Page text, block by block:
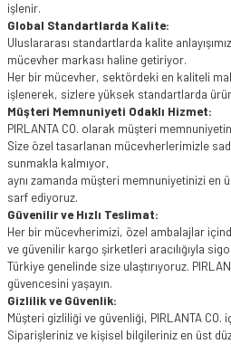
işlenir.
Global Standartlarda Kalite:
Uluslararası standartlarda kalite
mücevher markası haline getiriyor.
Her bir mücevher, sektördeki en kaliteli
işlenerek, sizlere yüksek standartlarda
Müşteri Memnuniyeti Odaklı Hizmet:
PIRLANTA CO. olarak müşteri
Size özel tasarlanan mücevherlerimizle
sunmakla kalmıyor,
aynı zamanda müşteri memnuniyetinizi en
sarf ediyoruz.
Güvenilir ve Hızlı Teslimat:
Her bir mücevherimizi, özel ambalajlar
ve güvenilir kargo şirketleri aracılığıyla
Türkiye genelinde size ulaştırıyoruz.
güvencesini yaşayın.
Gizlilik ve Güvenlik:
Müşteri gizliliği ve güvenliği, PIRLANTA CO.
Siparişleriniz ve kişisel bilgileriniz en üst